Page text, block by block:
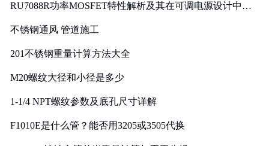
RU7088R功率MOSFET特性解析及其在可调电源设计中的
不锈钢通风 管道施工
201不锈钢重量计算方法大全
M20螺纹大径和小径是多少
1-1/4 NPT螺纹参数及底孔尺寸详解
F1010E是什么管？能否用3205或3505代换